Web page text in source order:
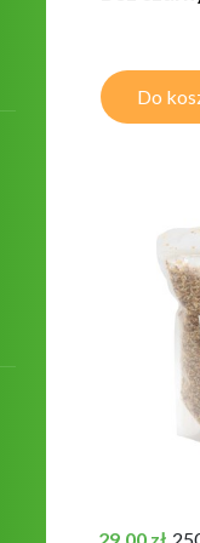
Do
Cena